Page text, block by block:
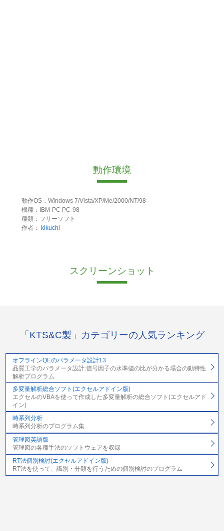
動作環境
動作OS：Windows 7/Vista/XP/Me/2000/NT/98
機種：IBM-PC PC-98
種類：フリーソフト
作者：
kikuchi
スクリーンショット
「KTS&C製」カテゴリーの人気ランキング
オフラインQEのパラメータ設計13
品質工学のパラメータ設計:信号因子の水準値の比が分かる場合の動特性
解析プログラム
多変量解析総合ソフト(エクセルアドイン版)
エクセルのVBAを使って作成した多変量解析の総合ソフト(エクセルアド
イン)
時系列分析
時系列分析のプログラム集
管理図英語版
管理図の各種手法のソフトウェアを収録
RT法個別検討(エクセルアドイン版)
RT法を使って、識別・分類を行うための個別検討のプログラム